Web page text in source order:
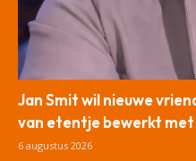
Jan Smit wil nieuwe
van etentje bewerkt met
6 augustus 2026